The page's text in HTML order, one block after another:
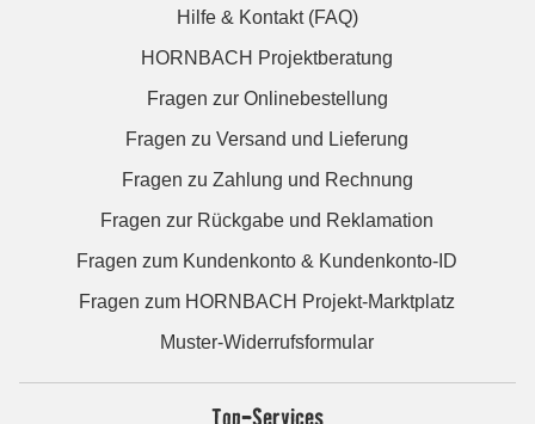
Hilfe & Kontakt (FAQ)
HORNBACH Projektberatung
Fragen zur Onlinebestellung
Fragen zu Versand und Lieferung
Fragen zu Zahlung und Rechnung
Fragen zur Rückgabe und Reklamation
Fragen zum Kundenkonto & Kundenkonto-ID
Fragen zum HORNBACH Projekt-Marktplatz
Muster-Widerrufsformular
Top-Services